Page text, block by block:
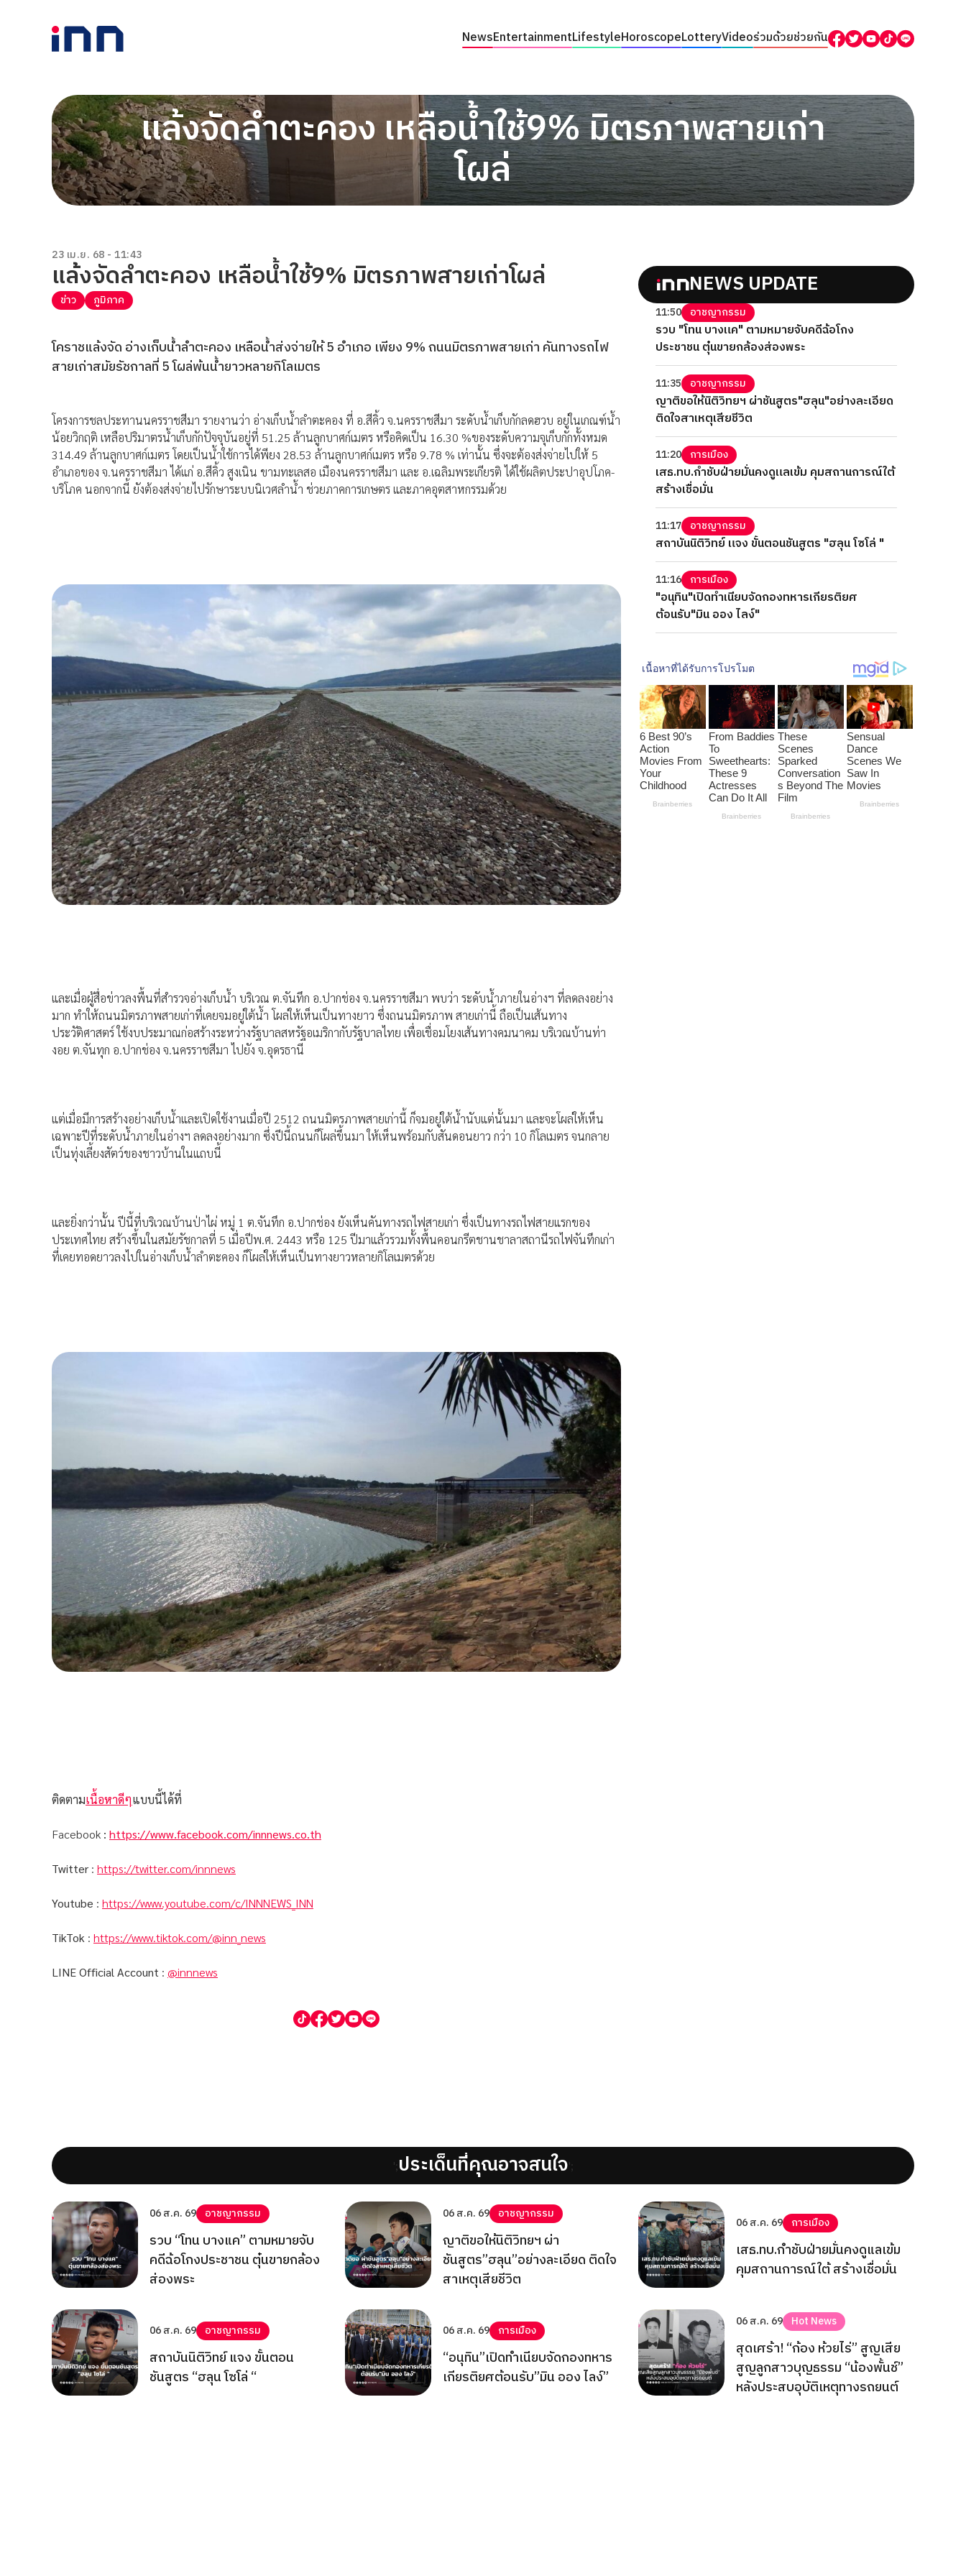
NewsEntertainmentLifestyleHoroscopeLotteryVideoร่วมด้วยช่วยกัน
แล้งจัดลำตะคอง เหลือน้ำใช้9% มิตรภาพสายเก่า
โผล่
23 เม.ย. 68 - 11:43
แล้งจัดลำตะคอง เหลือน้ำใช้9% มิตรภาพสายเก่าโผล่
ข่าว ภูมิภาค
โคราชแล้งจัด อ่างเก็บน้ำลำตะคอง เหลือน้ำส่งจ่ายให้ 5 อำเภอ เพียง 9% ถนนมิตรภาพสายเก่า คันทางรถไฟ
สายเก่าสมัยรัชกาลที่ 5 โผล่พ้นน้ำยาวหลายกิโลเมตร
โครงการชลประทานนครราชสีมา รายงานว่า อ่างเก็บน้ำลำตะคอง ที่ อ.สีคิ้ว จ.นครราชสีมา ระดับน้ำเก็บกักลดฮวบ อยู่ในเกณฑ์น้ำ
น้อยวิกฤติ เหลือปริมาตรน้ำเก็บกักปัจจุบันอยู่ที่ 51.25 ล้านลูกบาศก์เมตร หรือคิดเป็น 16.30 %ของระดับความจุเก็บกักทั้งหมด
314.49 ล้านลูกบาศก์เมตร โดยเป็นน้ำใช้การได้พียง 28.53 ล้านลูกบาศก์เมตร หรือ 9.78 % เท่านั้น ซึ่งจะต้องส่งจ่ายไปให้ 5
อำเภอของ จ.นครราชสีมา ได้แก่ อ.สีคิ้ว สูงเนิน ขามทะเลสอ เมืองนครราชสีมา และ อ.เฉลิมพระเกียรติ ได้ใช้ผลิตประปาอุปโภค-
บริโภค นอกจากนี้ ยังต้องส่งจ่ายไปรักษาระบบนิเวศลำน้ำ ช่วยภาคการเกษตร และภาคอุตสาหกรรมด้วย
และเมื่อผู้สื่อข่าวลงพื้นที่สำรวจอ่างเก็บน้ำ บริเวณ ต.จันทึก อ.ปากช่อง จ.นครราชสีมา พบว่า ระดับน้ำภายในอ่างฯ ที่ลดลงอย่าง
มาก ทำให้ถนนมิตรภาพสายเก่าที่เคยจมอยู่ใต้น้ำ โผล่ให้เห็นเป็นทางยาว ซึ่งถนนมิตรภาพ สายเก่านี้ ถือเป็นเส้นทาง
ประวัติศาสตร์ ใช้งบประมาณก่อสร้างระหว่างรัฐบาลสหรัฐอเมริกากับรัฐบาลไทย เพื่อเชื่อมโยงเส้นทางคมนาคม บริเวณบ้านท่า
งอย ต.จันทุก อ.ปากช่อง จ.นครราชสีมา ไปยัง จ.อุดรธานี
แต่เมื่อมีการสร้างอย่างเก็บน้ำและเปิดใช้งานเมื่อปี 2512 ถนนมิตรภาพสายเก่านี้ ก็จมอยู่ใต้น้ำนับแต่นั้นมา และจะโผล่ให้เห็น
เฉพาะปีที่ระดับน้ำภายในอ่างฯ ลดลงอย่างมาก ซึ่งปีนี้ถนนก็โผล่ขึ้นมา ให้เห็นพร้อมกับสันดอนยาว กว่า 10 กิโลเมตร จนกลาย
เป็นทุ่งเลี้ยงสัตว์ของชาวบ้านในแถบนี้
และยิ่งกว่านั้น ปีนี้ที่บริเวณบ้านป่าไผ่ หมู่ 1 ต.จันทึก อ.ปากช่อง ยังเห็นคันทางรถไฟสายเก่า ซึ่งเป็นทางรถไฟสายแรกของ
ประเทศไทย สร้างขึ้นในสมัยรัชกาลที่ 5 เมื่อปีพ.ศ. 2443 หรือ 125 ปีมาแล้วรวมทั้งพื้นคอนกรีตชานชาลาสถานีรถไฟจันทึกเก่า
ที่เคยทอดยาวลงไปในอ่างเก็บน้ำลำตะคอง ก็โผล่ให้เห็นเป็นทางยาวหลายกิโลเมตรด้วย
ติดตามเนื้อหาดีๆแบบนี้ได้ที่
Facebook : https://www.facebook.com/innnews.co.th
Twitter : https://twitter.com/innnews
Youtube : https://www.youtube.com/c/INNNEWS_INN
TikTok : https://www.tiktok.com/@inn_news
LINE Official Account : @innnews
NEWS UPDATE
11:50 อาชญากรรม
รวบ "โทน บางแค" ตามหมายจับคดีฉ้อโกง
ประชาชน ตุ๋นขายกล้องส่องพระ
11:35 อาชญากรรม
ญาติขอให้นิติวิทยฯ ผ่าชันสูตร"ฮลุน"อย่างละเอียด
ติดใจสาเหตุเสียชีวิต
11:20 การเมือง
เสธ.ทบ.กำชับฝ่ายมั่นคงดูแลเข้ม คุมสถานการณ์ใต้
สร้างเชื่อมั่น
11:17 อาชญากรรม
สถาบันนิติวิทย์ แจง ขั้นตอนชันสูตร "ฮลุน โซโล่ "
11:16 การเมือง
"อนุทิน"เปิดทำเนียบจัดกองทหารเกียรติยศ
ต้อนรับ"มิน ออง ไลง์"
';ประเด็นที่คุณอาจสนใจ';
06 ส.ค. 69 อาชญากรรม
รวบ “โทน บางแค” ตามหมายจับ
คดีฉ้อโกงประชาชน ตุ๋นขายกล้อง
ส่องพระ
06 ส.ค. 69 อาชญากรรม
ญาติขอให้นิติวิทยฯ ผ่า
ชันสูตร”ฮลุน”อย่างละเอียด ติดใจ
สาเหตุเสียชีวิต
06 ส.ค. 69 การเมือง
เสธ.ทบ.กำชับฝ่ายมั่นคงดูแลเข้ม
คุมสถานการณ์ใต้ สร้างเชื่อมั่น
06 ส.ค. 69 อาชญากรรม
สถาบันนิติวิทย์ แจง ขั้นตอน
ชันสูตร “ฮลุน โซโล่ “
06 ส.ค. 69 การเมือง
“อนุทิน”เปิดทำเนียบจัดกองทหาร
เกียรติยศต้อนรับ”มิน ออง ไลง์”
06 ส.ค. 69 Hot News
สุดเศร้า! “ก้อง ห้วยไร่” สูญเสีย
สูญลูกสาวบุญธรรม “น้องพั้นช์”
หลังประสบอุบัติเหตุทางรถยนต์